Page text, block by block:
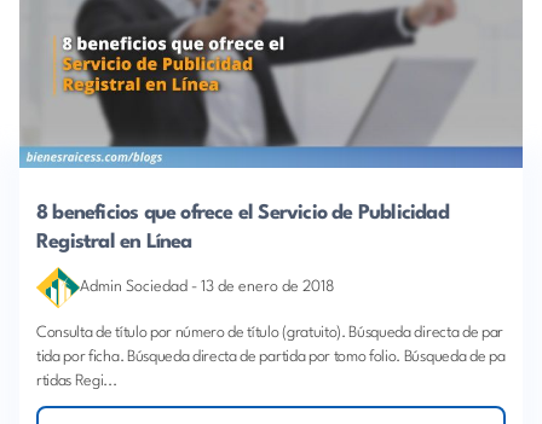
8 beneficios que ofrece el Servicio de Publicidad
Registral en Línea
Admin Sociedad - 13 de enero de 2018
Consulta de título por número de título (gratuito). Búsqueda directa de par
tida por ficha. Búsqueda directa de partida por tomo folio. Búsqueda de pa
rtidas Regi...